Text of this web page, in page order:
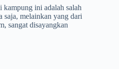
kampung ini adalah salah
saja, melainkan yang dari
sangat disayangkan